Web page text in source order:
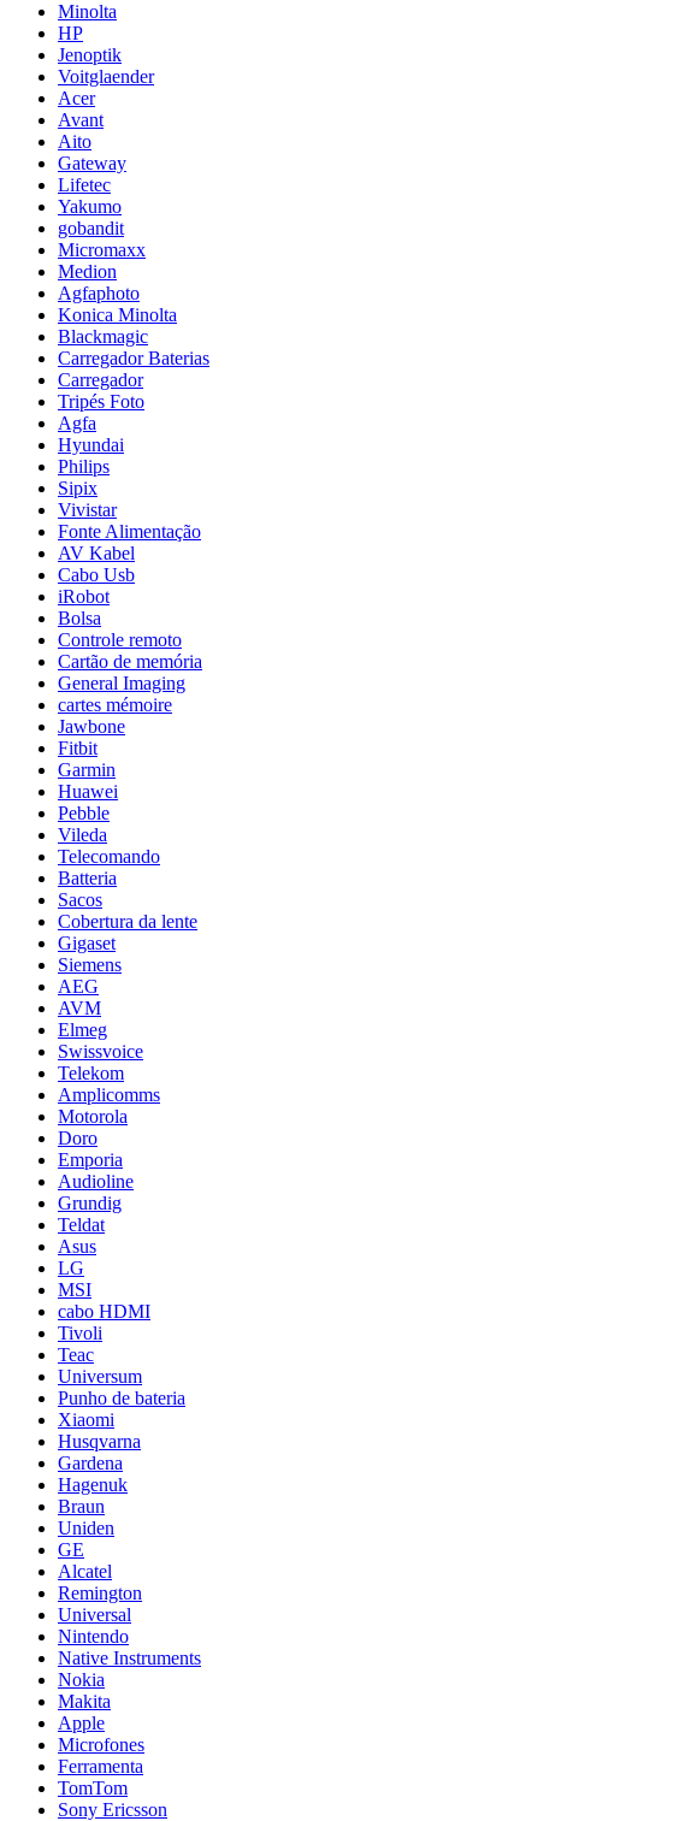
Minolta
HP
Jenoptik
Voitglaender
Acer
Avant
Aito
Gateway
Lifetec
Yakumo
gobandit
Micromaxx
Medion
Agfaphoto
Konica Minolta
Blackmagic
Carregador Baterias
Carregador
Tripés Foto
Agfa
Hyundai
Philips
Sipix
Vivistar
Fonte Alimentação
AV Kabel
Cabo Usb
iRobot
Bolsa
Controle remoto
Cartão de memória
General Imaging
cartes mémoire
Jawbone
Fitbit
Garmin
Huawei
Pebble
Vileda
Telecomando
Batteria
Sacos
Cobertura da lente
Gigaset
Siemens
AEG
AVM
Elmeg
Swissvoice
Telekom
Amplicomms
Motorola
Doro
Emporia
Audioline
Grundig
Teldat
Asus
LG
MSI
cabo HDMI
Tivoli
Teac
Universum
Punho de bateria
Xiaomi
Husqvarna
Gardena
Hagenuk
Braun
Uniden
GE
Alcatel
Remington
Universal
Nintendo
Native Instruments
Nokia
Makita
Apple
Microfones
Ferramenta
TomTom
Sony Ericsson